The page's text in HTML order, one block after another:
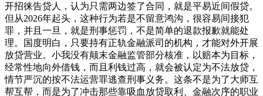
开招徕告贷人，认为只需两边签了合同，就是平易近间假贷。
但从2026年起头，这种行为若是不留意鸿沟，很容易间接犯
罪，并且一旦，就是刑事惩罚，不是简单的退款报歉就能处
理。国度明白，只要持有正轨金融派司的机构，才能对外开展
放贷营业。小我没有颠末金融监管部分核准，以赔本为目标，
经常性地向外借钱，而且利钱过高，就会被认定为不法放贷，
情节严沉的按不法运营罪逃查刑事义务。这条不是为了大师互
帮互帮，而是为了冲击那些靠吸血放贷取利、金融次序的职业